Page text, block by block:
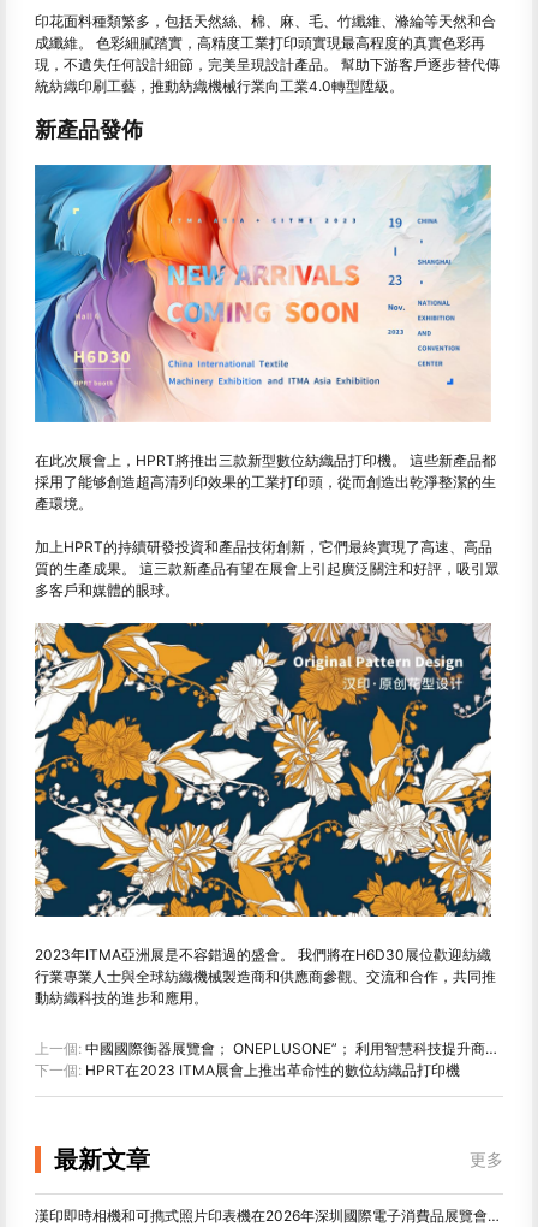
印花面料種類繁多，包括天然絲、棉、麻、毛、竹纖維、滌綸等天然和合
成纖維。 色彩細膩踏實，高精度工業打印頭實現最高程度的真實色彩再
現，不遺失任何設計細節，完美呈現設計產品。 幫助下游客戶逐步替代傳
統紡織印刷工藝，推動紡織機械行業向工業4.0轉型陞級。
新產品發佈
在此次展會上，HPRT將推出三款新型數位紡織品打印機。 這些新產品都
採用了能够創造超高清列印效果的工業打印頭，從而創造出乾淨整潔的生
產環境。
加上HPRT的持續研發投資和產品技術創新，它們最終實現了高速、高品
質的生產成果。 這三款新產品有望在展會上引起廣泛關注和好評，吸引眾
多客戶和媒體的眼球。
2023年ITMA亞洲展是不容錯過的盛會。 我們將在H6D30展位歡迎紡織
行業專業人士與全球紡織機械製造商和供應商參觀、交流和合作，共同推
動紡織科技的進步和應用。
上一個: 中國國際衡器展覽會； ONEPLUSONE”； 利用智慧科技提升商用稱重秤
下一個: HPRT在2023 ITMA展會上推出革命性的數位紡織品打印機
最新文章 更多
漢印即時相機和可擕式照片印表機在2026年深圳國際電子消費品展覽會上引起了廣泛關注